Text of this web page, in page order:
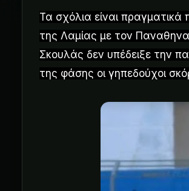
Τα σχόλια είναι πραγματικά
της Λαμίας με τον
Σκουλάς δεν υπέδειξε την
της φάσης οι γηπεδούχοι